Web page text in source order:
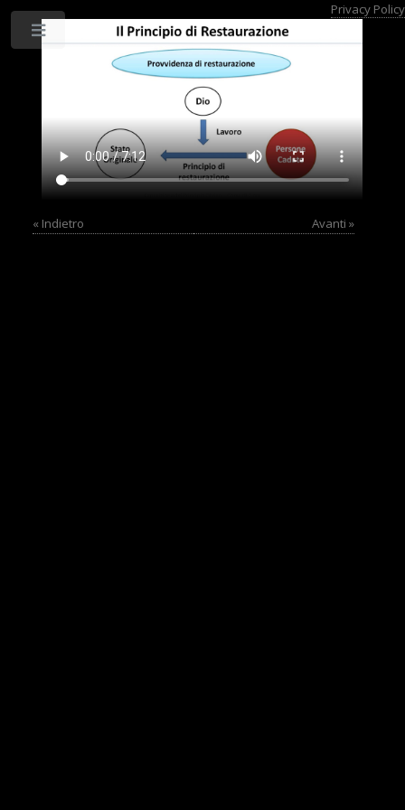
Privacy Policy
« Indietro Avanti »